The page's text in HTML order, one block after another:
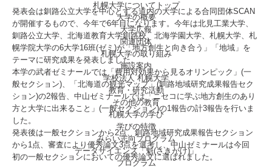
札幌大学についてトップ
大学の概要
大学広報
関連団体
札幌大学の取り組み
施設案内
学校法人 札幌大学
教育・研究活動
その他の教育
札幌大学の学び
学びの特徴
みらい志向プログラム
データサイエンス「魁(さきがけ)」
プログラム
発表会は釧路公立大学を中心とする道内の大学による合同団体SCAN
が開催するもので、今年で6年目になります。今年は北見工業大学、
釧路公立大学、北海道教育大学釧路校、北海学園大学、札幌大学、札
幌学院大学の6大学16班(ゼミ)が「地方創生と向き合う」「地域」を
テーマに研究成果を発表しました。
本学の武者ゼミナールでは「費用対効果から見るオリンピック」(一
般セクション)、「北海道の観光マップ」(釧路地域研究成果報告セク
ション)の2報告、中山ゼミナールでは「ニセコに学ぶ地方創生のあり
方と大学に出来ること」(一般セクション)の1報告の計3報告を行いま
した。
発表後は一般セクションから2点、釧路地域研究成果報告セクション
から1点、審査により優秀論文3点を選考し、中山ゼミナールは今回
初の一般セクションにおいての優秀論文に選ばれました。